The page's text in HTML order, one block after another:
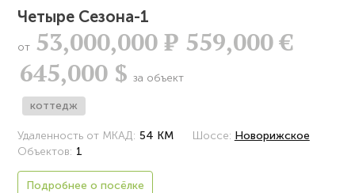
Четыре Сезона-1
от 53,000,000Р 559,000 €
645,000 $ за объект
коттедж
Удаленность от МКАД: 54 КМ Шоссе: Новорижское
Объектов: 1
Подробнее о посёлке